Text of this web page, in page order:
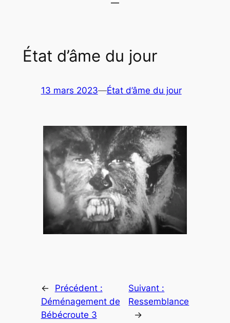
État d’âme du jour
13 mars 2023—État d’âme du jour
←
Précédent :
Déménagement de
Bébécroute 3
Suivant :
Ressemblance
→